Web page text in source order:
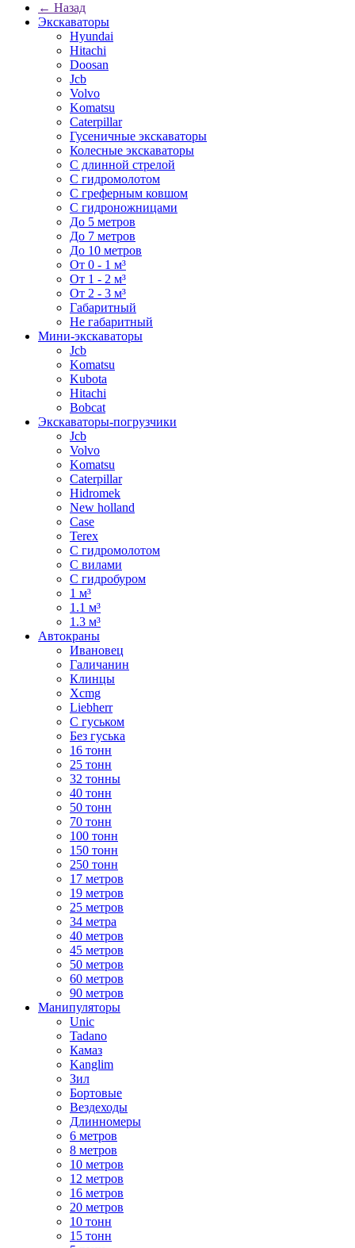
← Назад
Экскаваторы
Hyundai
Hitachi
Doosan
Jcb
Volvo
Komatsu
Caterpillar
Гусеничные экскаваторы
Колесные экскаваторы
С длинной стрелой
С гидромолотом
С греферным ковшом
С гидроножницами
До 5 метров
До 7 метров
До 10 метров
От 0 - 1 м³
От 1 - 2 м³
От 2 - 3 м³
Габаритный
Не габаритный
Мини-экскаваторы
Jcb
Komatsu
Kubota
Hitachi
Bobcat
Экскаваторы-погрузчики
Jcb
Volvo
Komatsu
Caterpillar
Hidromek
New holland
Case
Terex
С гидромолотом
С вилами
С гидробуром
1 м³
1.1 м³
1.3 м³
Автокраны
Ивановец
Галичанин
Клинцы
Xcmg
Liebherr
С гуськом
Без гуська
16 тонн
25 тонн
32 тонны
40 тонн
50 тонн
70 тонн
100 тонн
150 тонн
250 тонн
17 метров
19 метров
25 метров
34 метра
40 метров
45 метров
50 метров
60 метров
90 метров
Манипуляторы
Unic
Tadano
Камаз
Kanglim
Зил
Бортовые
Вездеходы
Длинномеры
6 метров
8 метров
10 метров
12 метров
16 метров
20 метров
10 тонн
15 тонн